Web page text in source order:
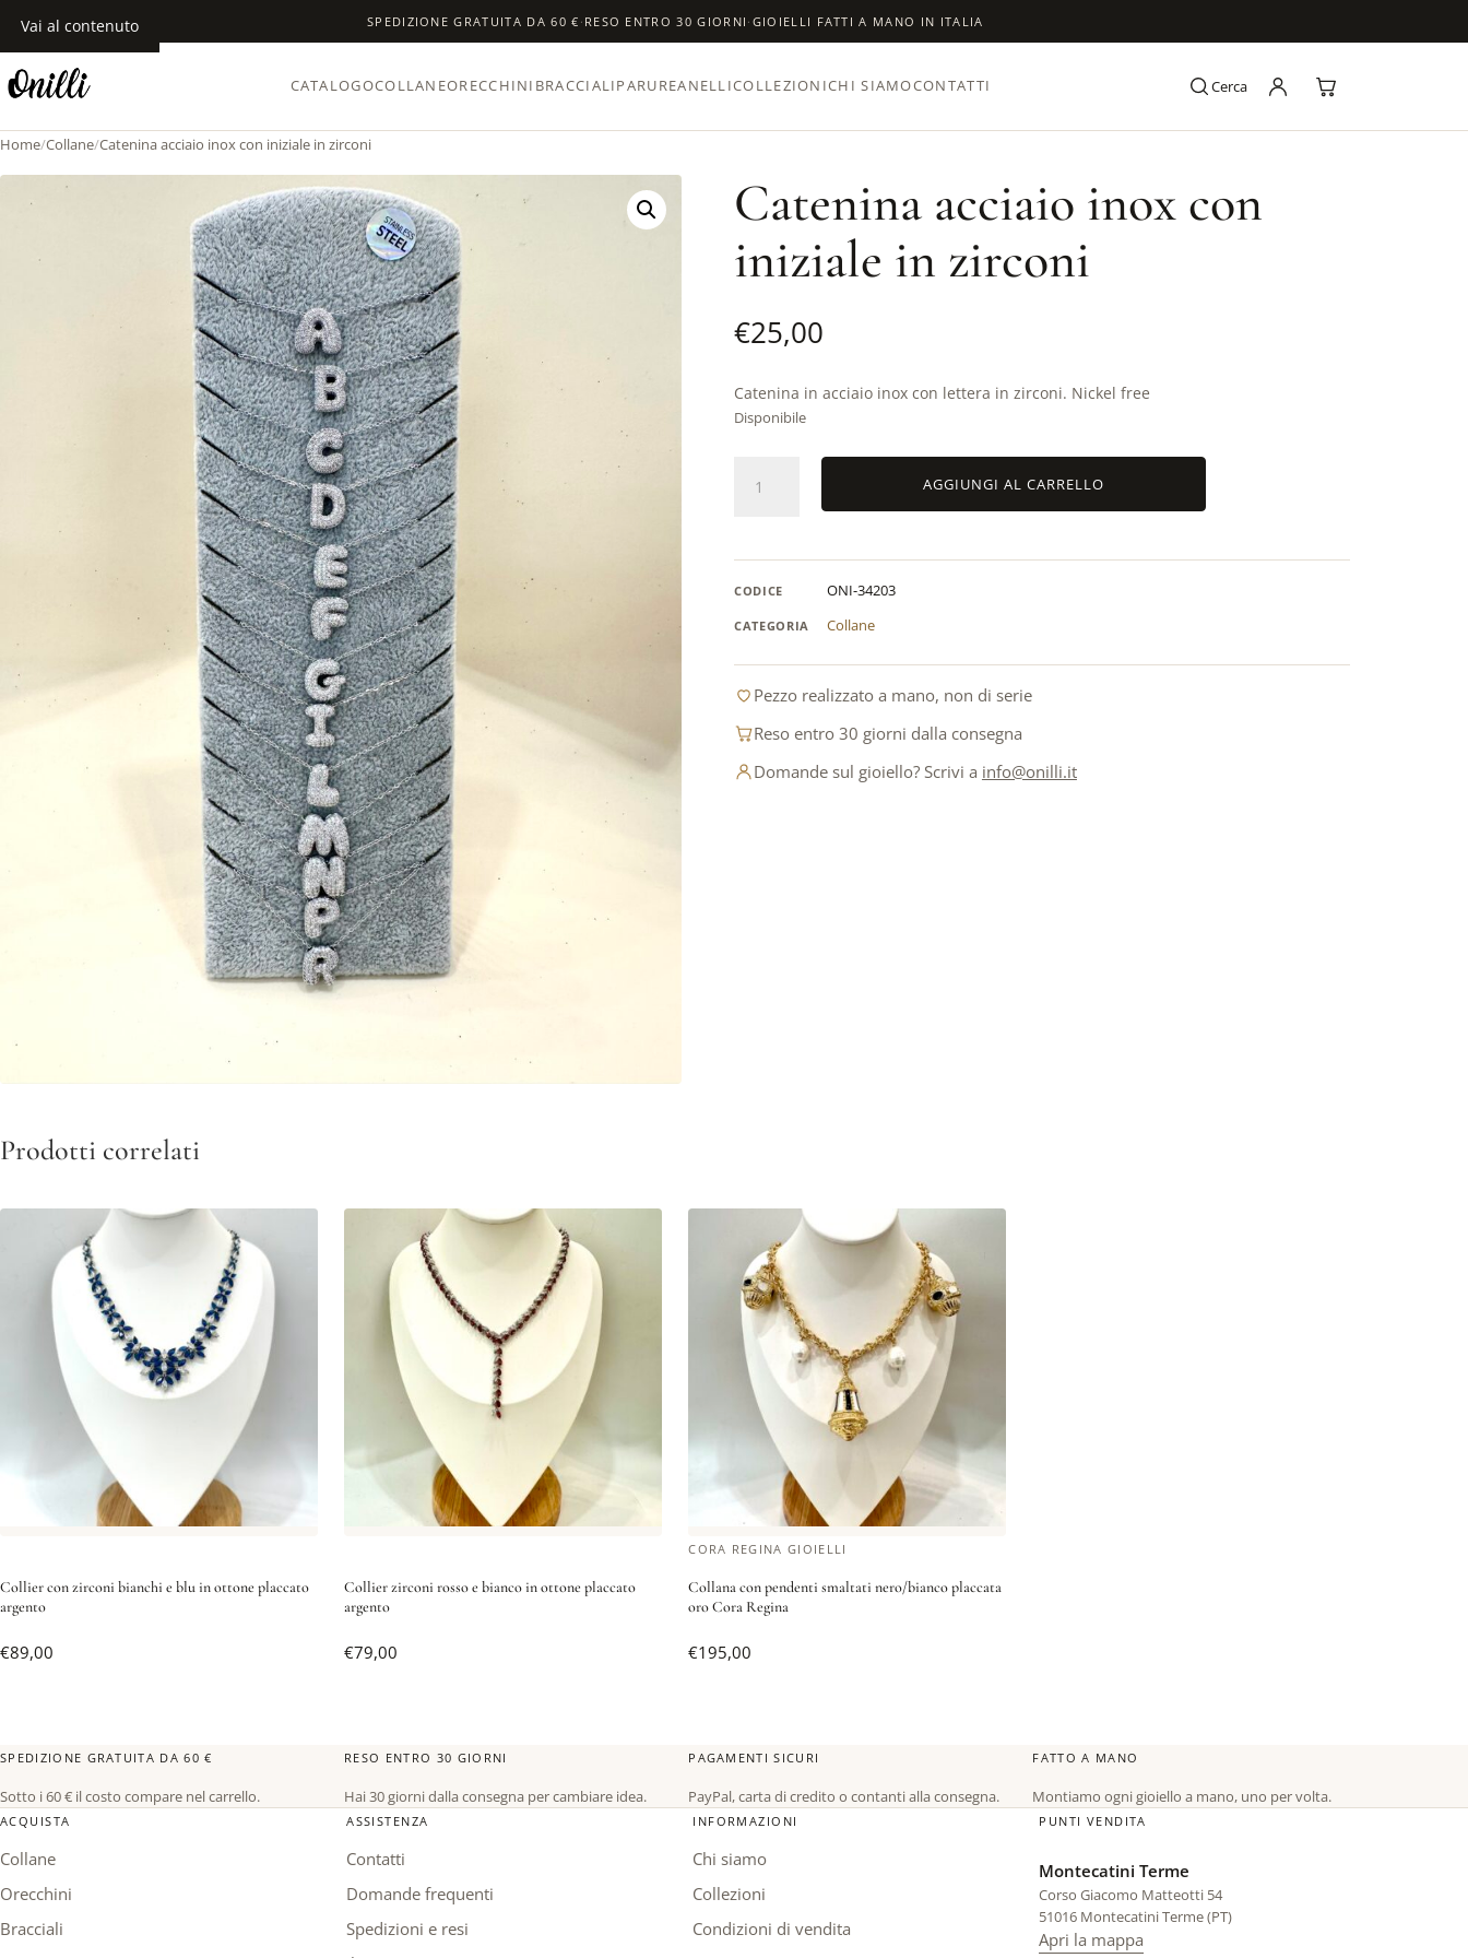
Vai al contenuto SPEDIZIONE GRATUITA DA 60 € · RESO ENTRO 30 GIORNI · GIOIELLI FATTI A MANO IN ITALIA
CATALOGOCOLLANEORECCHINI BRACCIALIPARUREANELLICOLLEZIONICHI SIAMOCONTATTI Cerca
Home/Collane/Catenina acciaio inox con iniziale in zirconi
Catenina acciaio inox con
iniziale in zirconi
€25,00
Catenina in acciaio inox con lettera in zirconi. Nickel free
Disponibile
acciaio
in
zirconi
AGGIUNGI AL CARRELLO
CODICE ONI-34203
CATEGORIA Collane
Pezzo realizzato a mano, non di serie
Reso entro 30 giorni dalla consegna
Domande sul gioiello? Scrivi a info@onilli.it
Prodotti correlati
Collier con zirconi bianchi e blu in ottone placcato
argento
€89,00
Collier zirconi rosso e bianco in ottone placcato
argento
€79,00
CORA REGINA GIOIELLI
Collana con pendenti smaltati nero/bianco placcata
oro Cora Regina
€195,00
SPEDIZIONE GRATUITA DA 60 €
Sotto i 60 € il costo compare nel carrello.
RESO ENTRO 30 GIORNI
Hai 30 giorni dalla consegna per cambiare idea.
PAGAMENTI SICURI
PayPal, carta di credito o contanti alla consegna.
FATTO A MANO
Montiamo ogni gioiello a mano, uno per volta.
ACQUISTA
Collane
Orecchini
Bracciali
ASSISTENZA
Contatti
Domande frequenti
Spedizioni e resi
INFORMAZIONI
Chi siamo
Collezioni
Condizioni di vendita
PUNTI VENDITA
Montecatini Terme
Corso Giacomo Matteotti 54
51016 Montecatini Terme (PT)
Apri la mappa